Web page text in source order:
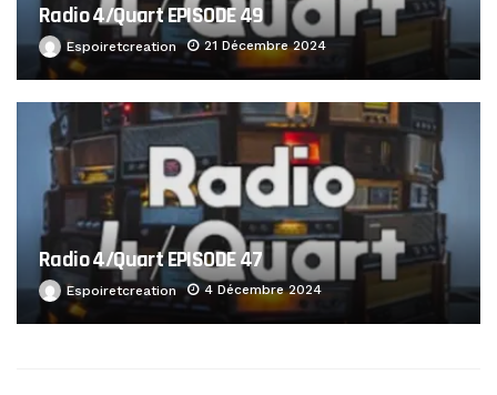
Radio 4/Quart EPISODE 49
Espoiretcreation 21 Décembre 2024
Radio 4/Quart EPISODE 47
Espoiretcreation 4 Décembre 2024